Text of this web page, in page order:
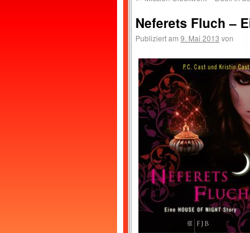
Neferets Fluch –
Publiziert am 9. Mai 2013 von